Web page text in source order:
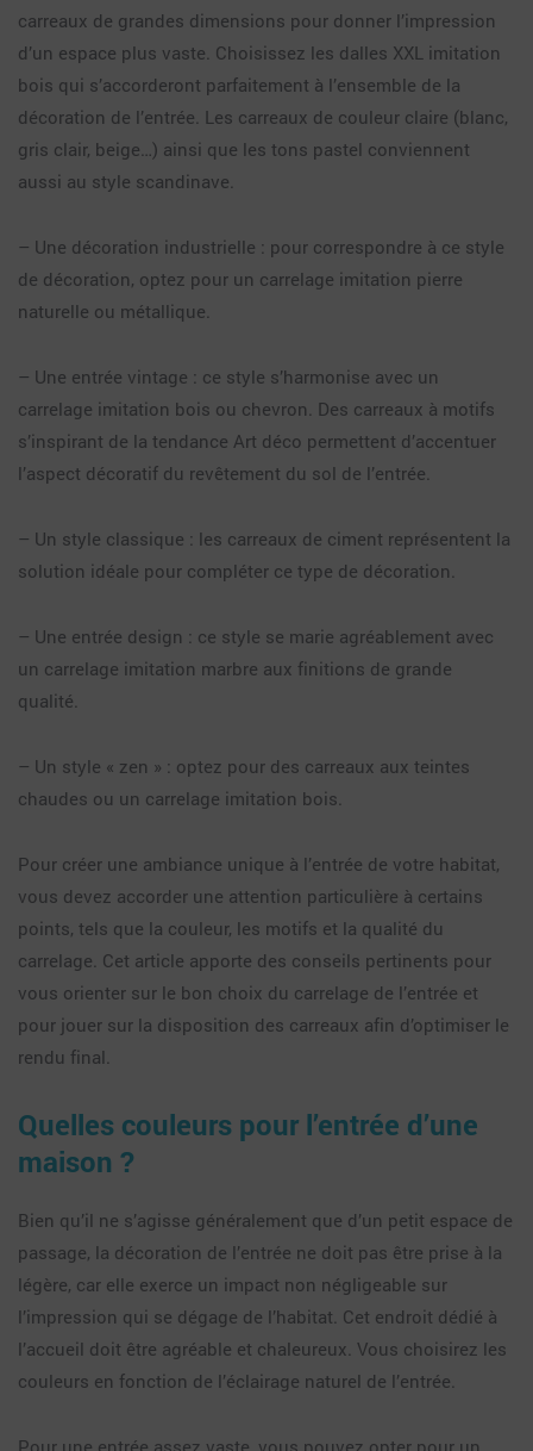
carreaux de grandes dimensions pour donner l’impression
d’un espace plus vaste. Choisissez les dalles XXL imitation
bois qui s’accorderont parfaitement à l’ensemble de la
décoration de l’entrée. Les carreaux de couleur claire (blanc,
gris clair, beige…) ainsi que les tons pastel conviennent
aussi au style scandinave.
– Une décoration industrielle : pour correspondre à ce style
de décoration, optez pour un carrelage imitation pierre
naturelle ou métallique.
– Une entrée vintage : ce style s’harmonise avec un
carrelage imitation bois ou chevron. Des carreaux à motifs
s’inspirant de la tendance Art déco permettent d’accentuer
l’aspect décoratif du revêtement du sol de l’entrée.
– Un style classique : les carreaux de ciment représentent la
solution idéale pour compléter ce type de décoration.
– Une entrée design : ce style se marie agréablement avec
un carrelage imitation marbre aux finitions de grande
qualité.
– Un style « zen » : optez pour des carreaux aux teintes
chaudes ou un carrelage imitation bois.
Pour créer une ambiance unique à l’entrée de votre habitat,
vous devez accorder une attention particulière à certains
points, tels que la couleur, les motifs et la qualité du
carrelage. Cet article apporte des conseils pertinents pour
vous orienter sur le bon choix du carrelage de l’entrée et
pour jouer sur la disposition des carreaux afin d’optimiser le
rendu final.
Quelles couleurs pour l’entrée d’une
maison ?
Bien qu’il ne s’agisse généralement que d’un petit espace de
passage, la décoration de l’entrée ne doit pas être prise à la
légère, car elle exerce un impact non négligeable sur
l’impression qui se dégage de l’habitat. Cet endroit dédié à
l’accueil doit être agréable et chaleureux. Vous choisirez les
couleurs en fonction de l’éclairage naturel de l’entrée.